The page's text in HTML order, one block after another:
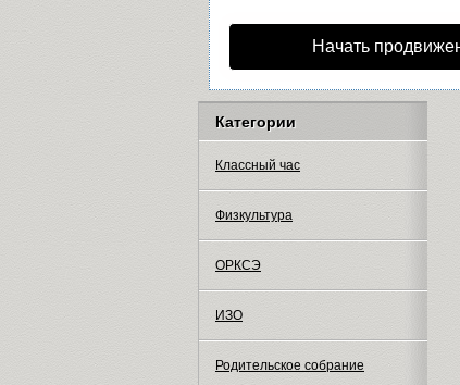
Начать
Категории
Классный час
Физкультура
ОРКСЭ
ИЗО
Родительское собрание